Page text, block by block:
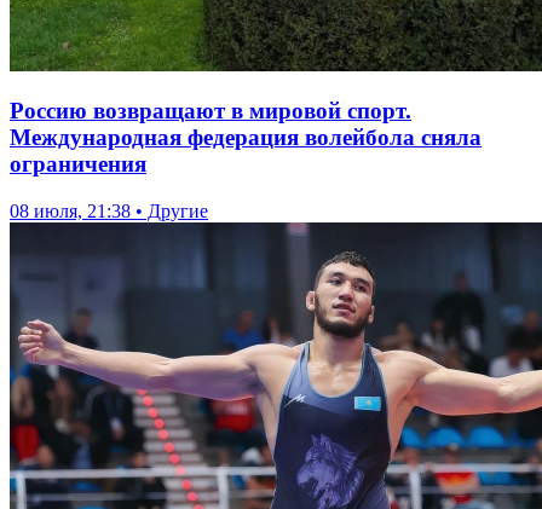
Россию возвращают в мировой спорт.
Международная федерация волейбола сняла
ограничения
08 июля, 21:38 • Другие